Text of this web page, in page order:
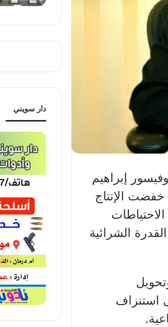
إبراهيم
الإنتاج
الشرائية
استنزاف
دار سويني